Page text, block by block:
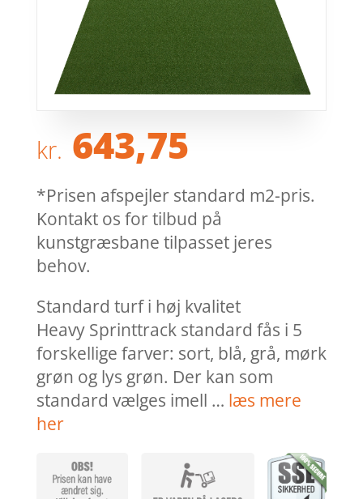
kr. 643,75
*Prisen afspejler standard m2-pris.
Kontakt os for tilbud på
kunstgræsbane tilpasset jeres
behov.
Standard turf i høj kvalitet
Heavy Sprinttrack standard fås i 5
forskellige farver: sort, blå, grå, mørk
grøn og lys grøn. Der kan som
standard vælges imell … læs mere
her